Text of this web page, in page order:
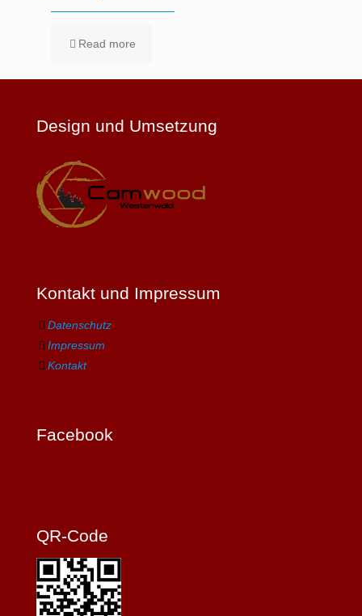
Read more
Design und Umsetzung
Kontakt und Impressum
Datenschutz
Impressum
Kontakt
Facebook
QR-Code